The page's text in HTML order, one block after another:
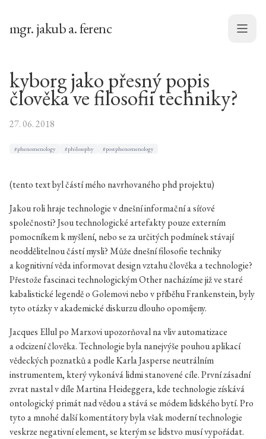
mgr. jakub a. ferenc Menu
kyborg jako přesný popis
člověka ve filosofii techniky?
27. 06. 2018
#phenomenology #philosophy #postphenomenology
(tento text byl částí mého navrhovaného phd projektu)
Jakou roli hraje technologie v dnešní informační a síťové
společnosti? Jsou technologické artefakty pouze externím
pomocníkem k myšlení, nebo se za určitých podmínek stávají
neoddělitelnou částí mysli? Může dnešní filosofie techniky
a kognitivní věda informovat design vztahu člověka a technologie?
Přestože fascinaci technologickým Other nacházíme již ve staré
kabalistické legendě o Golemovi nebo v příběhu Frankenstein, byly
tyto otázky v akademické diskurzu dlouho opomíjeny.
Jacques Ellul po Marxovi upozorňoval na vliv automatizace
a odcizení člověka. Technologie byla nanejvýše pouhou aplikací
vědeckých poznatků a podle Karla Jasperse neutrálním
instrumentem, který vykonává lidmi stanovené cíle. První zásadní
zvrat nastal v díle Martina Heideggera, kde technologie získává
ontologický primát nad vědou a stává se módem lidského bytí. Pro
tyto a mnohé další komentátory byla však moderní technologie
veskrze negativní element, se kterým se lidstvo musí vypořádat.